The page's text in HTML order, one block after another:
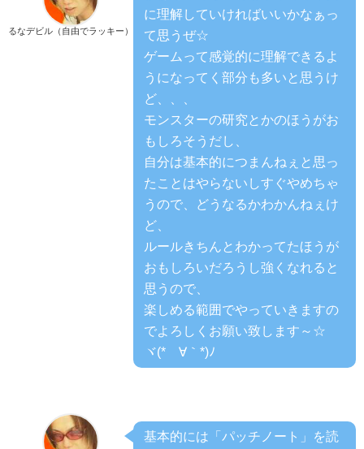
るなデビル（自由でラッキー）
に理解していければいいかなぁっ
て思うぜ☆
ゲームって感覚的に理解できるよ
うになってく部分も多いと思うけ
ど、、、
モンスターの研究とかのほうがお
もしろそうだし、
自分は基本的につまんねぇと思っ
たことはやらないしすぐやめちゃ
うので、どうなるかわかんねぇけ
ど、
ルールきちんとわかってたほうが
おもしろいだろうし強くなれると
思うので、
楽しめる範囲でやっていきますの
でよろしくお願い致します～☆
ヾ(*´∀｀*)ﾉ
基本的には「パッチノート」を読